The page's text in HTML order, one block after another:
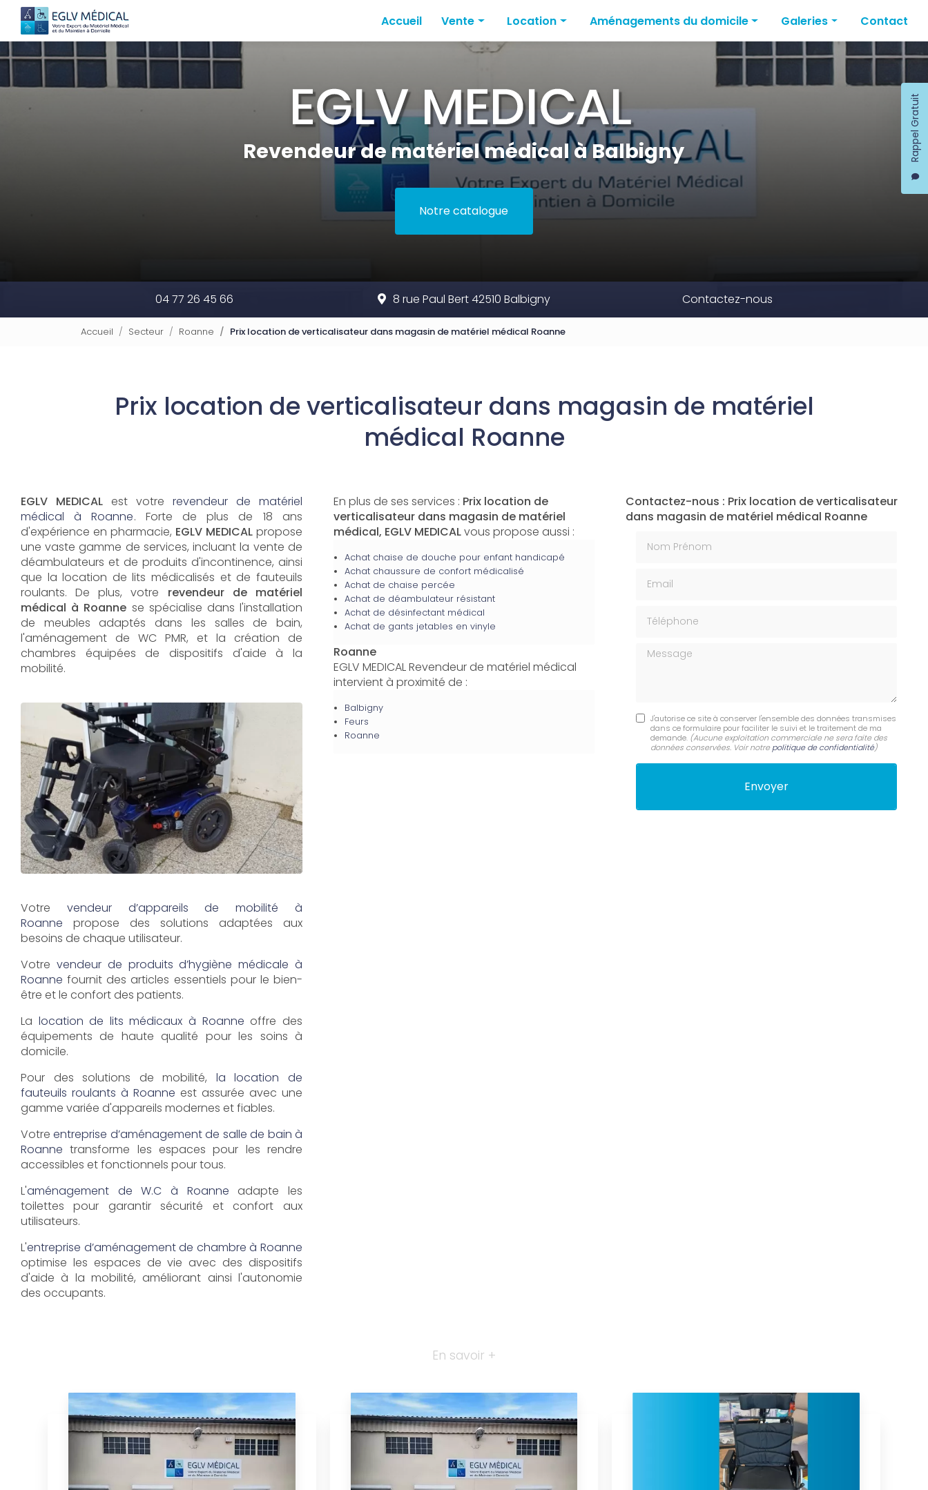
Aller
contenu
principal
Rappel Gratuit
Accueil
Vente
Mobilité
Lits médicaux
Hygiène médicale
Location Aménagements du domicile
Aménagements salle de bain
Aménagements de chambre
Galeries
Vente
Contact
Revendeur de matériel médical à Balbigny
Notre catalogue
04 77 26 45 66 8 rue Paul Bert 42510 Balbigny Contactez-nous
Accueil Secteur Roanne Prix location de verticalisateur dans magasin de matériel médical Roanne
Prix location de verticalisateur dans magasin de matériel
médical Roanne
EGLV MEDICAL est votre revendeur de matériel
médical à Roanne. Forte de plus de 18 ans
d'expérience en pharmacie, EGLV MEDICAL propose
une vaste gamme de services, incluant la vente de
déambulateurs et de produits d'incontinence, ainsi
que la location de lits médicalisés et de fauteuils
roulants. De plus, votre revendeur de matériel
médical à Roanne se spécialise dans l'installation
de meubles adaptés dans les salles de bain,
l'aménagement de WC PMR, et la création de
chambres équipées de dispositifs d'aide à la
mobilité.
Votre vendeur d’appareils de mobilité à
Roanne propose des solutions adaptées aux
besoins de chaque utilisateur.
Votre vendeur de produits d’hygiène médicale à
Roanne fournit des articles essentiels pour le bien-
être et le confort des patients.
La location de lits médicaux à Roanne offre des
équipements de haute qualité pour les soins à
domicile.
Pour des solutions de mobilité, la location de
fauteuils roulants à Roanne est assurée avec une
gamme variée d'appareils modernes et fiables.
Votreentreprise d’aménagement de salle de bain à
Roanne transforme les espaces pour les rendre
accessibles et fonctionnels pour tous.
L'aménagement de W.C à Roanne adapte les
toilettes pour garantir sécurité et confort aux
utilisateurs.
L'entreprise d’aménagement de chambre à Roanne
optimise les espaces de vie avec des dispositifs
d'aide à la mobilité, améliorant ainsi l'autonomie
des occupants.
En plus de ses services : Prix location de
verticalisateur dans magasin de matériel
médical, EGLV MEDICALvous propose aussi :
Achat chaise de douche pour enfant handicapé
Achat chaussure de confort médicalisé
Achat de chaise percée
Achat de déambulateur résistant
Achat de désinfectant médical
Achat de gants jetables en vinyle
Roanne
EGLV MEDICAL Revendeur de matériel médical
intervient à proximité de :
Balbigny
Feurs
Roanne
Contactez-nous : Prix location de verticalisateur
dans magasin de matériel médical Roanne
Message
J'autorise ce site à conserver l'ensemble des données transmises
dans ce formulaire pour faciliter le suivi et le traitement de ma
demande. (Aucune exploitation commerciale ne sera faite des
données conservées. Voir notre politique de confidentialité)
En savoir +